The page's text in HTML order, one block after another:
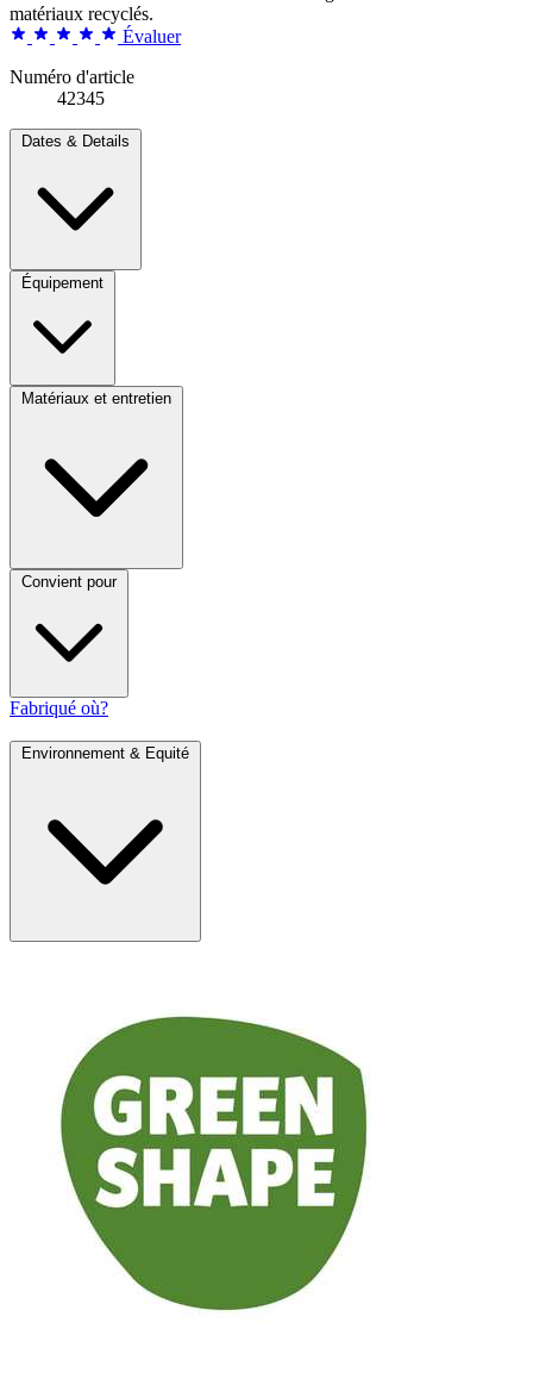
matériaux recyclés.
Évaluer
Numéro d'article
42345
Dates & Details
Équipement
Matériaux et entretien
Convient pour
Fabriqué où?
Environnement & Equité